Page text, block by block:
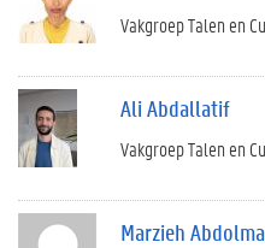
Vakgroep Talen en
Ali Abdallatif
Vakgroep Talen en
Marzieh